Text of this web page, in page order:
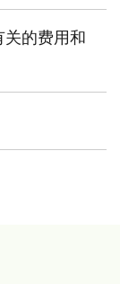
。
合用于实
定成人年
网上理
登录易
照片的
自动储蓄
TD易通
的费用和
蓄账户
务
余额来计
月的最